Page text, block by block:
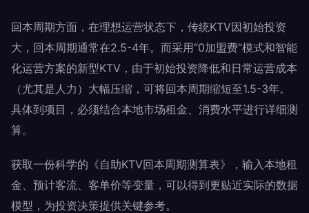
回本周期方面，在理想运营状态下，传统KTV因初始投资
大，回本周期通常在2.5-4年。而采用“0加盟费”模式和智能
化运营方案的新型KTV，由于初始投资降低和日常运营成本
（尤其是人力）大幅压缩，可将回本周期缩短至1.5-3年。
具体到项目，必须结合本地市场租金、消费水平进行详细测
算。
获取一份科学的《自助KTV回本周期测算表》，输入本地租
金、预计客流、客单价等变量，可以得到更贴近实际的数据
模型，为投资决策提供关键参考。